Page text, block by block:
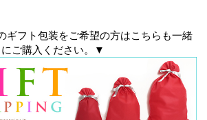
ギフト包装をご希望の方はこちらも一緒
にご購入ください。▼